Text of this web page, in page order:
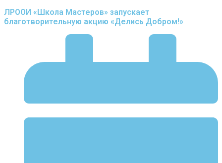
ЛРООИ «Школа Мастеров» запускает
благотворительную акцию «Делись Добром!»